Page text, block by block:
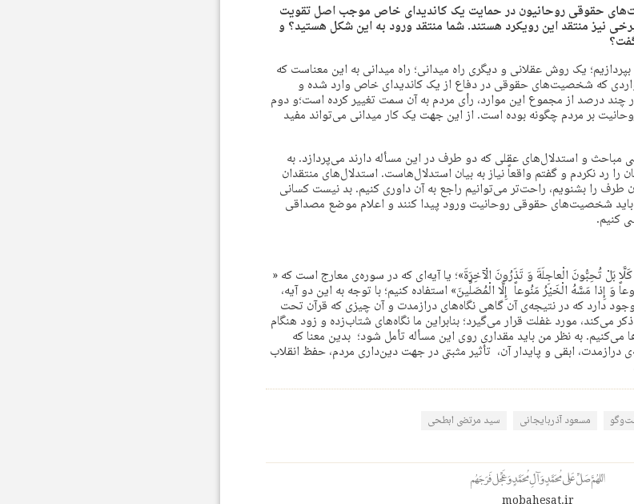
حقوقی روحانیون در حمایت یک کاندیدای خاص موجب اصل تقویت
نیز منتقد این رویکرد هستند. شما منتقد ورود به این شکل هستید؟ و
بپردازیم؛ یک روش عقلانی و دیگری راه میدانی؛ راه میدانی به این معناست که
که شخصیت‌های حقوقی در دفاع از یک کاندیدای خاص وارد شده و
چند درصد از مجموع این موارد، رأی مردم به آن سمت تغییر کرده است؛و دوم
بر مردم چگونه بوده است. از این جهت یک کار میدانی می‌تواند مفید
مباحث و استدلال‌های عقلی که دو طرف در این مسأله دارند می‌پردازد. به
رد نکردم و گفتم واقعاً نیاز به بیان استدلال‌هاست. استدلال‌های منتقدان
طرف را بشنویم، راحت‌تر می‌توانیم راجع به آن داوری کنیم. بد نیست کسانی
باید شخصیت‌های حقوقی روحانیت ورود پیدا کنند و اعلام موضع مصداقی
کنیم.
بَلْ تُحِبُّونَ الْعاجِلَةَ وَ تَذَرُونَ الْآخِرَةَ»؛ یا آیه‌ای که در سوره‌ی معارج است که «
وَ إِذا مَسَّهُ الْخَیْرُ مَنُوعاً إِلَّا الْمُصَلِّینَ» استفاده کنیم؛ با توجه به این دو آیه،
دارد که در نتیجه‌ی آن گاهی نگاه‌های درازمدت و آن چیزی که قرآن تحت
می‌کند، مورد غفلت قرار می‌گیرد؛ بنابراین ما نگاه‌های شتاب‌زده و زود هنگام
می‌کنیم. به نظر من باید مقداری روی این مسأله تأمل شود؛ بدین معنا که
درازمدت،‌ ابقی و پایدار آن، تأثیر مثبتی در جهت دین‌داری مردم، حفظ انقلاب
مسعود آذربایجانی سید مرتضی ابطحی